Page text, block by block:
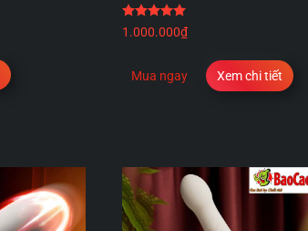
1.000.000₫
Mua ngay Xem chi tiết